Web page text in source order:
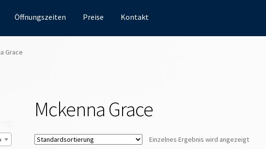
Öffnungszeiten Preise Kontakt
Grace
Mckenna Grace
Einzelnes Ergebnis wird angezeigt